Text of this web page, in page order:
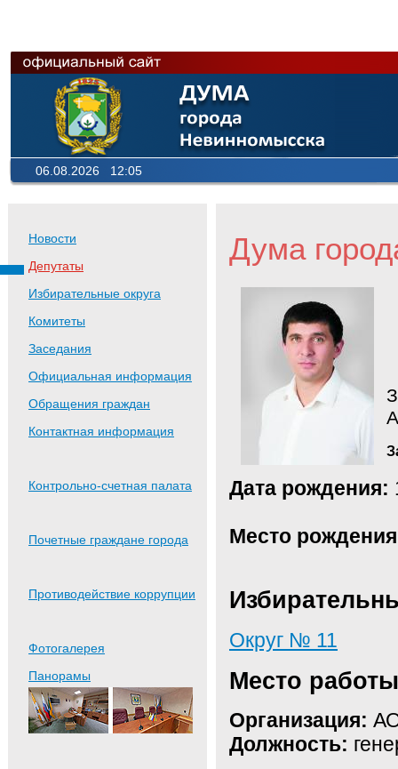
06.08.2026 12:05
Новости
Депутаты
Избирательные округа
Комитеты
Заседания
Официальная информация
Обращения граждан
Контактная информация
Контрольно-счетная палата
Почетные граждане города
Противодействие коррупции
Фотогалерея
Панорамы
Дума
Дата рождения:
Место
Округ № 11
Место работы
Организация:
Должность: